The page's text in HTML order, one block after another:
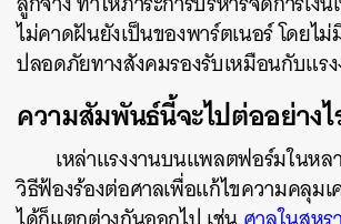
ไม่คาดฝันยังเป็นของพาร์ตเนอร์ โดยไ
ปลอดภัยทางสังคมรองรับเหมือนกับแร
ความสัมพันธ์นี้จะไปต่ออย่างไ
เหล่าแรงงานบนแพลตฟอร์มในหล
วิธีฟ้องร้องต่อศาลเพื่อแก้ไขความคลุม